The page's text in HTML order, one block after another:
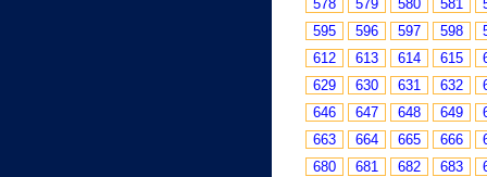
578 579 580 581
595
596 597 598
612
613 614 615
629
630 631 632
646
647 648 649
663
664 665 666
680
681 682 683